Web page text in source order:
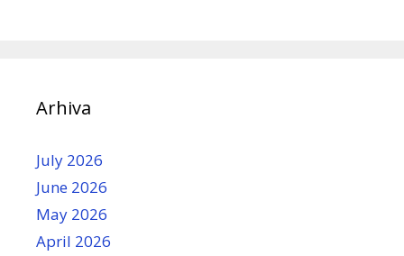
Arhiva
July 2026
June 2026
May 2026
April 2026